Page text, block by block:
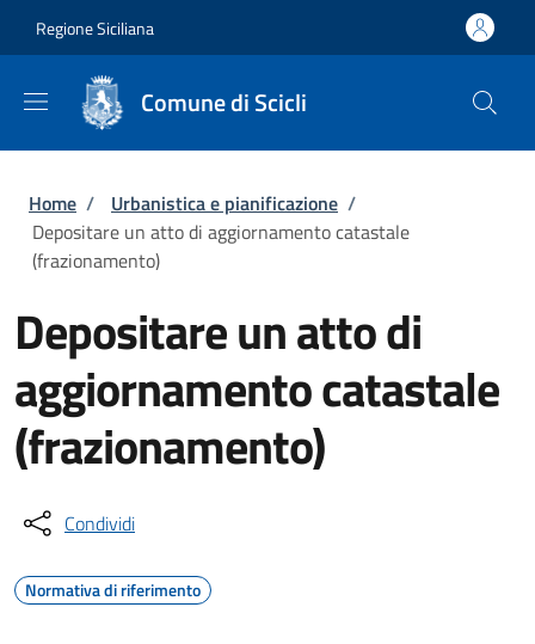
Regione Siciliana
Comune di Scicli
Briciole di pane
Home / Urbanistica e pianificazione /
Depositare un atto di aggiornamento catastale
(frazionamento)
Depositare un atto di
aggiornamento catastale
(frazionamento)
Condividi
Normativa di riferimento